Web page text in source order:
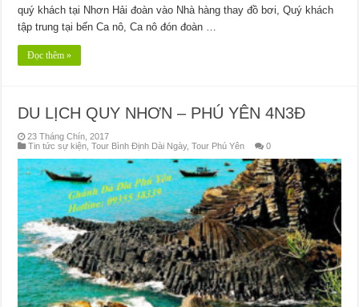
quý khách tại Nhơn Hải đoàn vào Nhà hàng thay đồ bơi, Quý khách
tập trung tại bến Ca nô, Ca nô đón đoàn …
Đọc thêm »
DU LỊCH QUY NHƠN – PHÚ YÊN 4N3Đ
23 Tháng Chín, 2017
Tin tức sự kiện ,Tour Bình Định Dài Ngày,Tour Phú Yên 0